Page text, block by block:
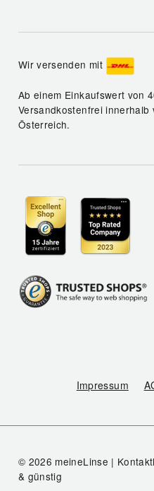
Wir versenden mit
Ab einem Einkaufswert von
Versandkostenfrei
Österreich.
Impressum
© 2026 meineLinse |
& günstig